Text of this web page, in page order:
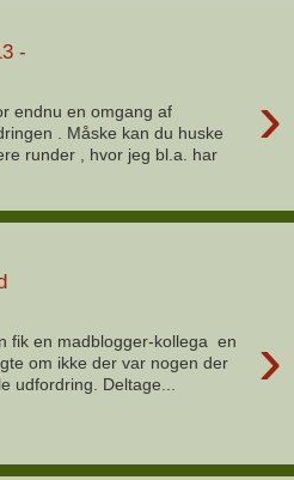
-
›
endnu en omgang af
. Måske kan du huske
runder , hvor jeg bl.a. har
›
fik en madblogger-kollega en
om ikke der var nogen der
udfordring. Deltage...